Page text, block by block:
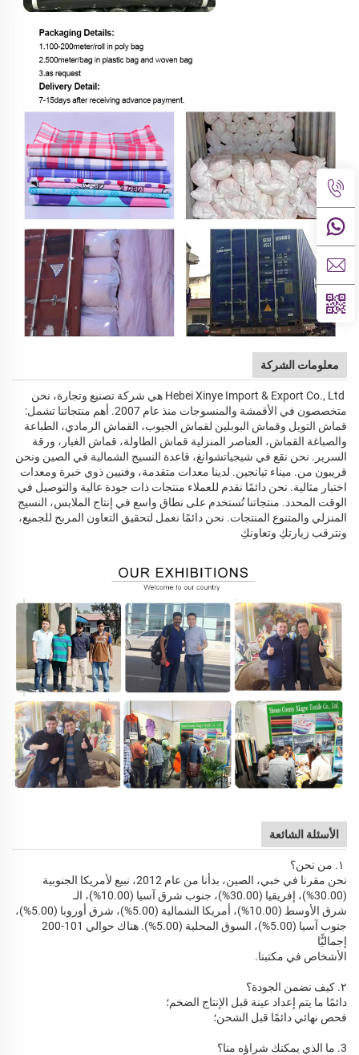
معلومات الشركة
Hebei Xinye Import & Export Co., Ltd هي شركة تصنيع وتجارة، نحن
متخصصون في الأقمشة والمنسوجات منذ عام 2007. أهم منتجاتنا
تشمل:
قماش التويل وقماش البوبلين لقماش الجيوب، القماش الرمادي، الطباعة
والصباغة القماش، العناصر المنزلية قماش الطاولة، قماش الغبار، ورقة
السرير. نحن نقع في شيجياتشوانغ، قاعدة النسيج الشمالية في الصين ونحن
قريبون من. ميناء تيانجين. لدينا معدات متقدمة، وفنيين ذوي خبرة ومعدات
اختبار مثالية. نحن دائمًا نقدم للعملاء منتجات ذات جودة عالية والتوصيل في
الوقت المحدد. منتجاتنا تُستخدم على نطاق واسع في إنتاج الملابس، النسيج
المنزلي والمتنوع المنتجات. نحن دائمًا نعمل لتحقيق التعاون المربح للجميع،
ونترقب زيارتكِ وتعاونكِ
الأسئلة الشائعة
١. من نحن؟
نحن مقرنا في خبي، الصين، بدأنا من عام 2012، نبيع لأمريكا الجنوبية
(30.00%)، إفريقيا (30.00%)، جنوب شرق آسيا (10.00%)، الـ
شرق الأوسط (10.00%)، أمريكا الشمالية (5.00%)، شرق أوروبا (5.00%)،
جنوب آسيا (5.00%)، السوق المحلية (5.00%). هناك حوالي 101-200
إجماليًّا
الأشخاص في مكتبنا.
٢. كيف نضمن الجودة؟
دائمًا ما يتم إعداد عينة قبل الإنتاج الضخم؛
فحص نهائي دائمًا قبل الشحن؛
3. ما الذي يمكنك شراؤه منا؟